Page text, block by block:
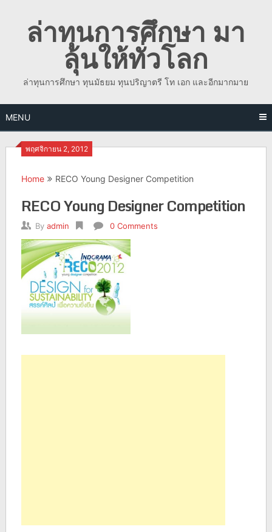
contentล่าทุนการศึกษา มา
ลุ้นให้ทั่วโลก
ล่าทุนการศึกษา ทุนมัธยม ทุนปริญาตรี โท เอก และอีกมากมาย
MENU
พฤศจิกายน 2, 2012
Home RECO Young Designer Competition
RECO Young Designer Competition
By admin 0 Comments